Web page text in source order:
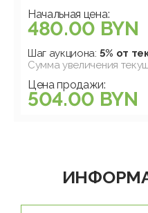
Начальная цена:
480.00 BYN
Шаг аукциона: 5% от
Сумма увеличения
Цена продажи:
504.00 BYN